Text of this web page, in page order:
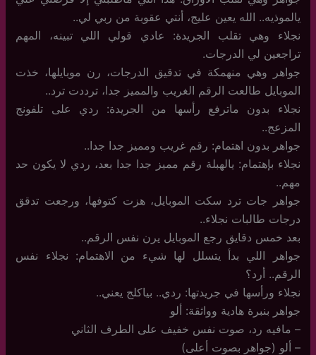
يالموذيه.. الله يعين عليج، أنتي عقوبة من ربي لي..
نجلاء وهي تقلب الجريدة: عادي قولي اللي تبينه، المهم
تراجعين لي الدرجات.
جواهر وهي منهمكة في تدقيق الدرجات، رن موبايلها، خذت
الموبايل طالعت الرقم الغريب والمميز جدا، ترددت ترد..
نجلاء بدون ماترفع رأسها من الجريدة: ردي على تلفونج
المزعج..
جواهر بدون اهتمام: رقم غريب ومميز جدا جدا..
نجلاء بإهتمام: يالهبلة رقم مميز جدا جدا بعد، ردي لا يكون حد
مهم..
جواهر جات ترد سكت الموبايل، هزت كتوفها، ورجعت تدقق
درجات طالبات نجلاء..
بعد خمس دقايق رجع الموبايل يرن نفس الرقم..
جواهر اللي بدأ يتسلل لها شيء من الاهتمام: نجلاء نفس
الرقم.. أرد؟
نجلاء ورأسها في جريدتها: ردي.. بياكلج يعني..
جواهر بنبرة هادية وواثقة: ألو
– مافيه رد، صوت نفس خفيف على الطرف الثاني
– ألو (جواهر بصوت أعلى)